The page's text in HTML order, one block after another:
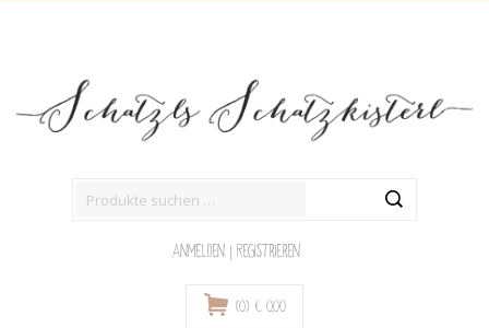
Anmelden | Registrieren
(0) € 0,00